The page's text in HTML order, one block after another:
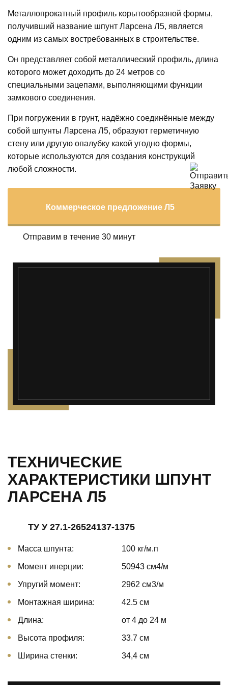
Металлопрокатный профиль корытообразной формы,
получивший название шпунт Ларсена Л5, является
одним из самых востребованных в строительстве.
Он представляет собой металлический профиль, длина
которого может доходить до 24 метров со
специальными зацепами, выполняющими функции
замкового соединения.
При погружении в грунт, надёжно соединённые между
собой шпунты Ларсена Л5, образуют герметичную
стену или другую опалубку какой угодно формы,
которые используются для создания конструкций
любой сложности.
Коммерческое предложение Л5
Отправим в течение 30 минут
ТЕХНИЧЕСКИЕ
ХАРАКТЕРИСТИКИ ШПУНТ
ЛАРСЕНА Л5
ТУ У 27.1-26524137-1375
Масса шпунта: 100 кг/м.п
Момент инерции: 50943 cм4/м
Упругий момент: 2962 cм3/м
Монтажная ширина: 42.5 см
Длина: от 4 до 24 м
Высота профиля: 33.7 см
Ширина стенки: 34,4 см